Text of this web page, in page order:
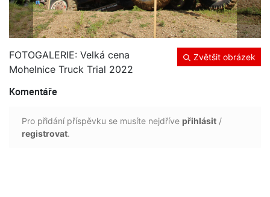
Zvětšit obrázek
FOTOGALERIE: Velká cena
Mohelnice Truck Trial 2022
Komentáře
Pro přidání příspěvku se musíte nejdříve přihlásit /
registrovat.